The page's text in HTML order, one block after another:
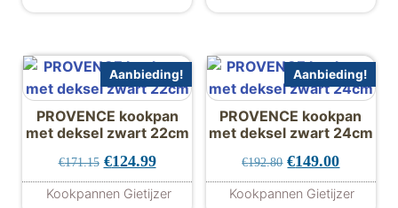
Aanbieding!
PROVENCE kookpan
met deksel zwart 22cm
€171.15 Oorspronkelijke prijs was: €171.15.
€124.99Huidige prijs is: €124.99.
Kookpannen Gietijzer
Aanbieding!
PROVENCE kookpan
met deksel zwart 24cm
€192.80 Oorspronkelijke
€149.00Huidige
Kookpannen Gietijzer